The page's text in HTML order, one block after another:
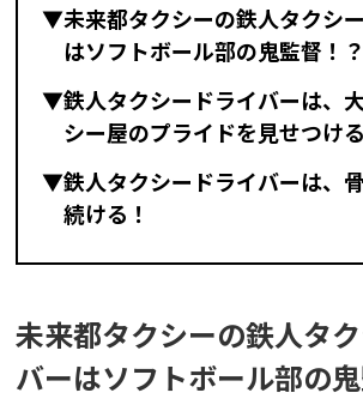
▼未来都タクシーの鉄人タクシ
はソフトボール部の鬼監督！？
▼鉄人タクシードライバーは、
シー屋のプライドを見せつけ
▼鉄人タクシードライバーは、
続ける！
未来都タクシーの鉄人タ
バーはソフトボール部の